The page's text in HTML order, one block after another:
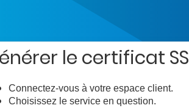
le certificat
Connectez-vous à votre espace client.
Choisissez le service en question.